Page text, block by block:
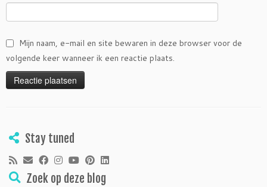
Mijn naam, e-mail en site bewaren in deze browser voor de
volgende keer wanneer ik een reactie plaats.
Stay tuned
Zoek op deze blog